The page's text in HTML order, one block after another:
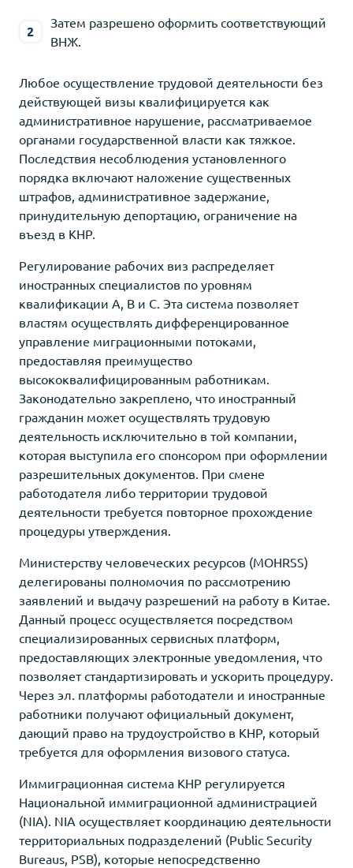
Затем разрешено оформить соответствующий
ВНЖ.
Любое осуществление трудовой деятельности без
действующей визы квалифицируется как
административное нарушение, рассматриваемое
органами государственной власти как тяжкое.
Последствия несоблюдения установленного
порядка включают наложение существенных
штрафов, административное задержание,
принудительную депортацию, ограничение на
въезд в КНР.
Регулирование рабочих виз распределяет
иностранных специалистов по уровням
квалификации A, B и C. Эта система позволяет
властям осуществлять дифференцированное
управление миграционными потоками,
предоставляя преимущество
высококвалифицированным работникам.
Законодательно закреплено, что иностранный
гражданин может осуществлять трудовую
деятельность исключительно в той компании,
которая выступила его спонсором при оформлении
разрешительных документов. При смене
работодателя либо территории трудовой
деятельности требуется повторное прохождение
процедуры утверждения.
Министерству человеческих ресурсов (MOHRSS)
делегированы полномочия по рассмотрению
заявлений и выдачу разрешений на работу в Китае.
Данный процесс осуществляется посредством
специализированных сервисных платформ,
предоставляющих электронные уведомления, что
позволяет стандартизировать и ускорить процедуру.
Через эл. платформы работодатели и иностранные
работники получают официальный документ,
дающий право на трудоустройство в КНР, который
требуется для оформления визового статуса.
Иммиграционная система КНР регулируется
Национальной иммиграционной администрацией
(NIA). NIA осуществляет координацию деятельности
территориальных подразделений (Public Security
Bureaus, PSB), которые непосредственно